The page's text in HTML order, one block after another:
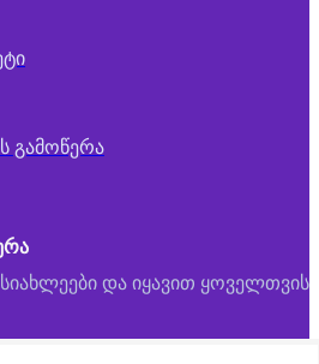
გამოწერა
და იყავით ყოველთვის